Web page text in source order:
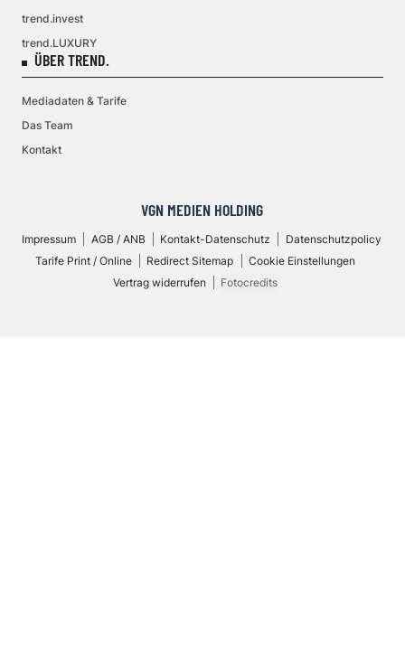
trend.invest
trend.LUXURY
ÜBER TREND.
Mediadaten & Tarife
Das Team
Kontakt
VGN MEDIEN HOLDING
Impressum AGB / ANB Kontakt-Datenschutz
Datenschutzpolicy
Tarife Print / Online
Redirect Sitemap
Cookie Einstellungen
Vertrag widerrufen
Fotocredits